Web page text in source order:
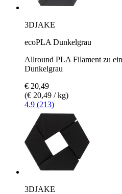
3DJAKE
ecoPLA Dunkelgrau
Allround PLA Filament zu
Dunkelgrau
€ 20,49
(€ 20,49 / kg)
4.9 (213)
3DJAKE